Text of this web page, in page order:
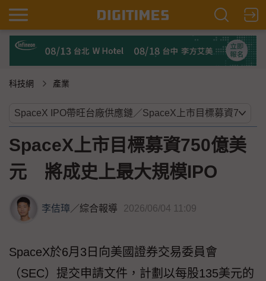
科技網 產業
SpaceX上市目標募資750億美
元 將成史上最大規模IPO
李佶璋／綜合報導 2026/06/04 11:09
SpaceX於6月3日向美國證券交易委員會
（SEC）提交申請文件，計劃以每股135美元的